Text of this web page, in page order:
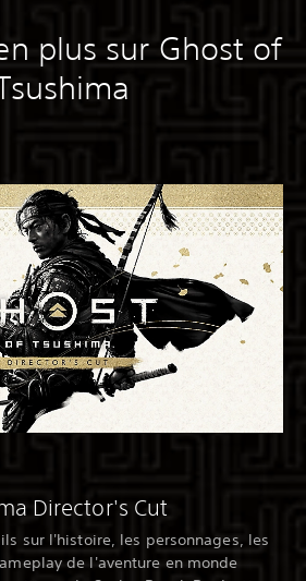
plus sur Ghost of
Director's Cut
sur l'histoire, les personnages, les
de l'aventure en monde